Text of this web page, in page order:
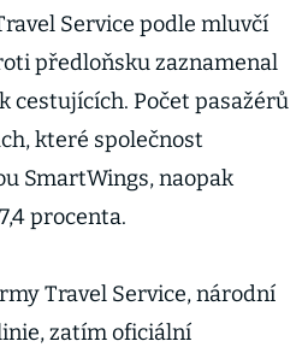
Service podle mluvčí
předloňsku zaznamenal
cestujících. Počet pasažérů
které společnost
SmartWings, naopak
procenta.
Travel Service, národní
zatím oficiální